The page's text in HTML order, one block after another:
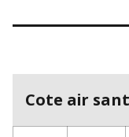
Cote air